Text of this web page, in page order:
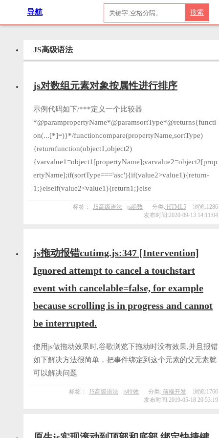
导航 搜索
JS高级语法
js对数组元素对象按属性进行排序
示例代码如下/***定义一个比较器
*@parampropertyName*@paramsortType*@returns{functi
on(...[*]=)}*/functioncompare(propertyName,sortType)
{returnfunction(object1,object2)
{varvalue1=object1[propertyName];varvalue2=object2[prop
ertyName];if(sortType==='asc'){if(value2>value1){return-
1;}elseif(value2<value1){return1;}else
标签： JS高级语法 js函数 分类: HTML5
浏览:1286
发布时间:2020-09-13 14:11:04
js拖动报错cutimg.js:347 [Intervention]
Ignored attempt to cancel a touchstart
event with cancelable=false, for example
because scrolling is in progress and cannot
be interrupted.
使用js做拖动效果时,谷歌浏览下拖动时没有效果,并且报错
如下解决方法很简单，把事件绑定到这个元素的父元素就
可以解决问题
标签： JS高级语法 js特效 分类: 前端开发
浏览:1766
发布时间:2019-05-18 20:53:19